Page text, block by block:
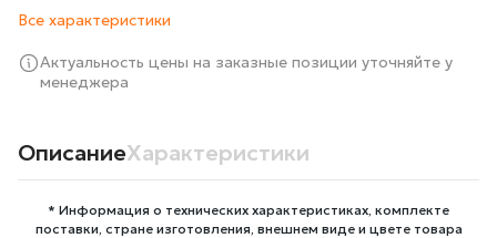
Все характеристики
Актуальность цены на заказные позиции уточняйте у
менеджера
ОписаниеХарактеристики
* Информация о технических характеристиках, комплекте
поставки, стране изготовления, внешнем виде и цвете товара